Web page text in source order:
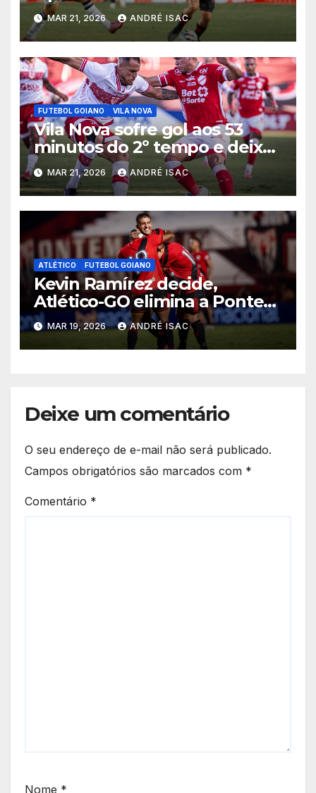
começa sob pressão a Série B
2026
MAR 21, 2026 ANDRÉ ISAC
FUTEBOL GOIANO VILA NOVA
Vila Nova sofre gol aos 53
minutos do 2º tempo e deixa
vitória escapar na estreia da
Série B
MAR 21, 2026 ANDRÉ ISAC
ATLÉTICO FUTEBOL GOIANO
Kevin Ramírez decide,
Atlético-GO elimina a Ponte
Preta e garante vaga na 5ª
fase da Copa do Brasil
MAR 19, 2026 ANDRÉ ISAC
Deixe um comentário
O seu endereço de e-mail não será publicado.
Campos obrigatórios são marcados com *
Comentário *
Nome *